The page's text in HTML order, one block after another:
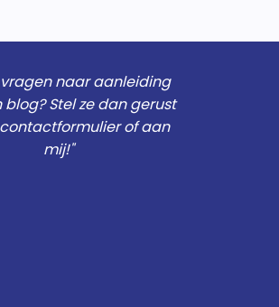
vragen naar aanleiding
blog? Stel ze dan gerust
of aan
mij!"